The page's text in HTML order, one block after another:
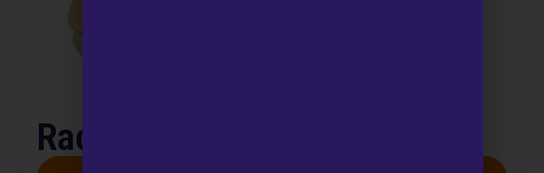
Raccolta urine 24 ore